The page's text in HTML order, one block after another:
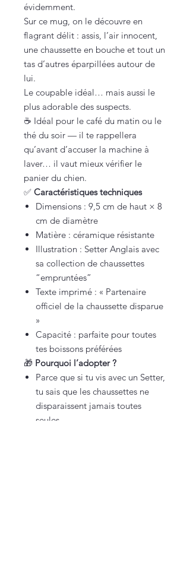
évidemment.
Sur ce mug, on le découvre en
flagrant délit : assis, l’air innocent,
une chaussette en bouche et tout un
tas d’autres éparpillées autour de
lui.
Le coupable idéal… mais aussi le
plus adorable des suspects.
☕ Idéal pour le café du matin ou le
thé du soir — il te rappellera
qu’avant d’accuser la machine à
laver… il vaut mieux vérifier le
panier du chien.
✅ Caractéristiques techniques
Dimensions : 9,5 cm de haut × 8
cm de diamètre
Matière : céramique résistante
Illustration : Setter Anglais avec
sa collection de chaussettes
“empruntées”
Texte imprimé : « Partenaire
officiel de la chaussette disparue
»
Capacité : parfaite pour toutes
tes boissons préférées
🎁 Pourquoi l’adopter ?
Parce que si tu vis avec un Setter,
tu sais que les chaussettes ne
disparaissent jamais toutes
seules